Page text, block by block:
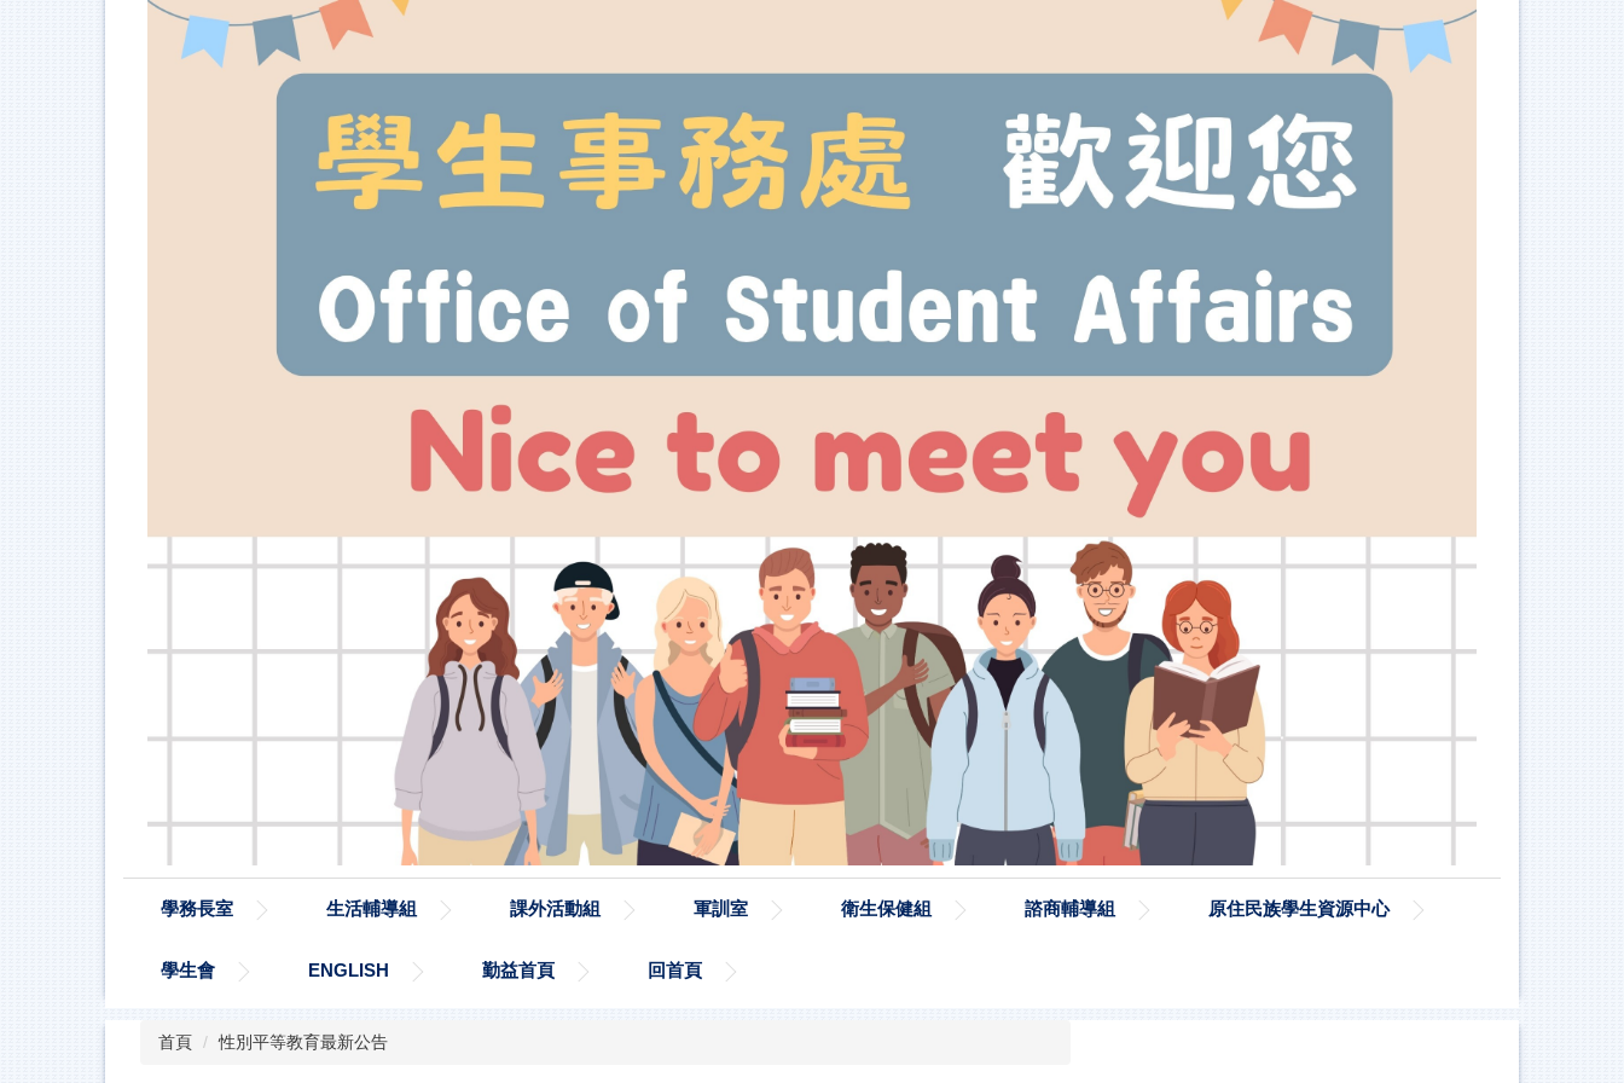
學務長室 生活輔導組 課外活動組 軍訓室 衛生保健組 諮商輔導組 原住民族學生資源中心
學生會 ENGLISH 勤益首頁 回首頁
首頁 性別平等教育最新公告